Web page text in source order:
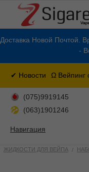
Доставка Новой Почтой.
-
✔ Новости Ω Вейпинг
(075)9919145
(063)1901246
Навигация
ЖИДКОСТИ ДЛЯ ВЕЙПА